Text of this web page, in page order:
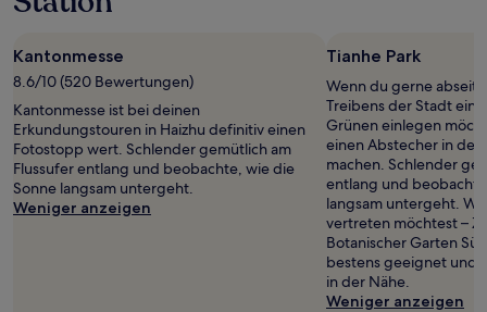
Kantonmesse
8.6/10 (520 Bewertungen)
Kantonmesse ist bei deinen
Erkundungstouren in Haizhu definitiv einen
Fotostopp wert. Schlender gemütlich am
Flussufer entlang und beobachte, wie die
Sonne langsam untergeht.
Weniger anzeigen
Tianhe Park
Wenn du gerne
Treibens der Stadt
Grünen einlegen
einen Abstecher in den
machen. Schlender
entlang und
langsam untergeht.
vertreten möchtest –
Botanischer Garten
bestens geeignet und
in der Nähe.
Weniger anzeigen